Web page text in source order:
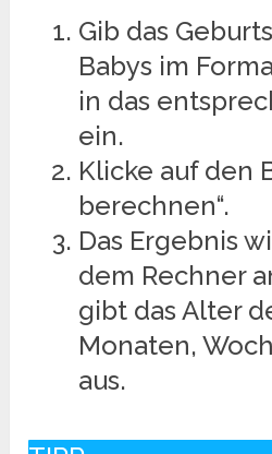
Gib das
Babys im
in das
ein.
Klicke auf den
berechnen“.
Das Ergebnis
dem Rechner
gibt das Alter
Monaten,
aus.